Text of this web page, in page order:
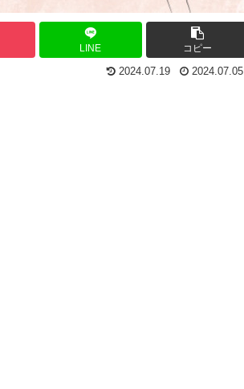
LINE コピー
2024.07.19 2024.07.05